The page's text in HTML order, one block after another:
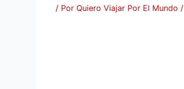
/ Por Quiero Viajar Por El Mundo /